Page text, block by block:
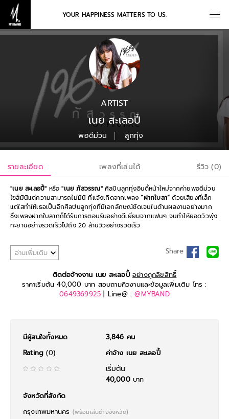
YOUR HAPPINESS MATTERS TO US.
ARTIST
เนย สะเลอปี้
พอดีม่วน ลูกทุ่ง
รายละเอียด เพลงที่เล่นได้ รีวิว (0)
"เนย สะเลอปี้" หรือ "เนย ภัสวรรณ"ศิลปินลูกทุ่งอินดี้หน้าใหม่จากค่ายพอดีม่วน
ไซส์มินิแต่ความสามารถไม่มินิ ที่แจ้งเกิดจากเพลง“ฝากใบลา”ด้วยเสียงที่เล็ก
แต่ใสทำให้เธอเป็นอีกศิลปินลูกทุ่งที่มีเอกลักษณ์ชัดเจนในด้านผลงานอย่างมาก
ซึ่งเพลงฝากใบลากก็ได้รับการตอบรับอย่างดีเยี่ยมจากแฟนๆ จนทำให้ยอดวิวพุ่ง
ทะยานอย่างรวดเร็วไปถึง 20 ล้านวิวอย่างรวดเร็ว
อ่านเพิ่มเติม Share
ติดต่อจ้างงาน เนย สะเลอปี้ อย่างถูกลิขสิทธิ์
ราคาเริ่มต้น 40,000 บาท สอบถามคิวงานและข้อมูลเพิ่มเติม โทร :
0649369925 | Line@ :@MYBAND
มีผู้สนใจทั้งหมด
3,846 คน
Rating (0) ค่าจ้าง เนย สะเลอปี้
เริ่มต้น
40,000บาท
จังหวัดที่สังกัด
กรุงเทพมหานคร (พร้อมเล่นต่างจังหวัด)